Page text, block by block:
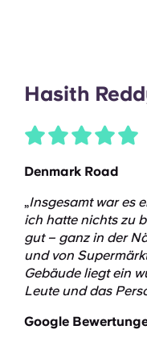
Hasith
Denmark Road
„Insgesamt war es
ich hatte nichts zu
gut – ganz in der
und von
Gebäude liegt ein
Leute und das
Google